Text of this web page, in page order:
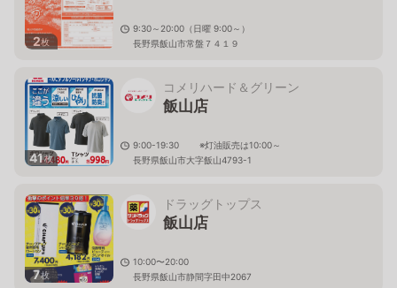
2枚
9:30～20:00（日曜 9:00～）
長野県飯山市常盤７４１９
41枚
コメリハード＆グリーン
飯山店
9:00-19:30 ※灯油販売は10:00～
長野県飯山市大字飯山4793-1
7枚
ドラッグトップス
飯山店
10:00〜20:00
長野県飯山市静間字田中2067